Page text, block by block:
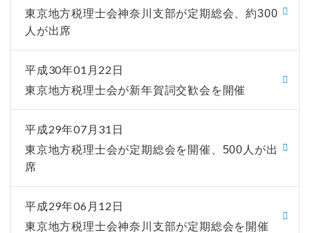
東京地方税理士会神奈川支部が定期総会、約300
人が出席
平成30年01月22日
東京地方税理士会が新年賀詞交歓会を開催
平成29年07月31日
東京地方税理士会が定期総会を開催、500人が出
席
平成29年06月12日
東京地方税理士会神奈川支部が定期総会を開催